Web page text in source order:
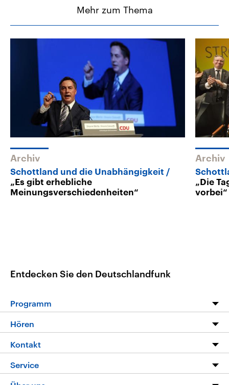
Mehr zum Thema
Archiv
Schottland und die Unabhängigkeit
„Es gibt erhebliche
Meinungsverschiedenheiten“
Archiv
„Die
vorbei“
Entdecken Sie den Deutschlandfunk
Programm
Programm
Die Nachrichten
Nachrichtenleicht
Hören
Livestream
Podcasts
Kontakt
Hörerservice
Service
FAQ